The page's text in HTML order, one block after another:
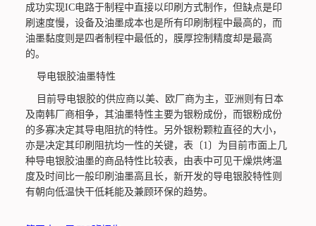
成功实现IC电路于制程中直接以印刷方式制作，但缺点是印
刷速度慢，设备及油墨成本也是所有印刷制程中最高的，而
油墨黏度则是四者制程中最低的，膜厚控制精度却是最高
的。
导电银胶油墨特性
目前导电银胶的供应商以美、欧厂商为主，亚洲则有日本
及南韩厂商相争，其油墨特性主要为银粉成份，而银粉成份
的多寡决定其导电阻抗的特性。另外银粉颗粒直径的大小，
亦是决定其印刷阻抗均一性的关键，表〔1〕为目前市面上几
种导电银胶油墨的商品特性比较表，由表中可见干燥烘烤温
度及时间比一般印刷油墨高且长，新开发的导电银胶特性则
有朝向低温快干低耗能及兼顾环保的趋势。